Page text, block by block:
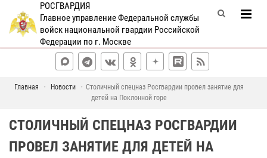
РОСГВАРДИЯ
Главное управление Федеральной службы
войск национальной гвардии Российской
Федерации по г. Москве
Главная Новости
Столичный спецназ Росгвардии провел занятие для
детей на Поклонной горе
СТОЛИЧНЫЙ СПЕЦНАЗ РОСГВАРДИИ
ПРОВЕЛ ЗАНЯТИЕ ДЛЯ ДЕТЕЙ НА